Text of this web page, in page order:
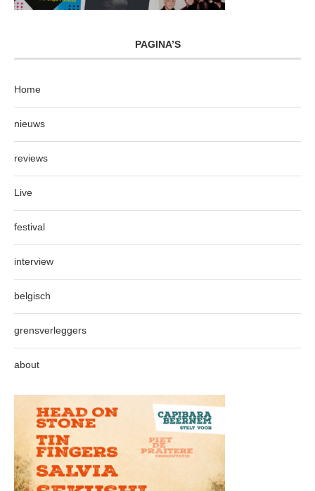
PAGINA’S
Home
nieuws
reviews
Live
festival
interview
belgisch
grensverleggers
about